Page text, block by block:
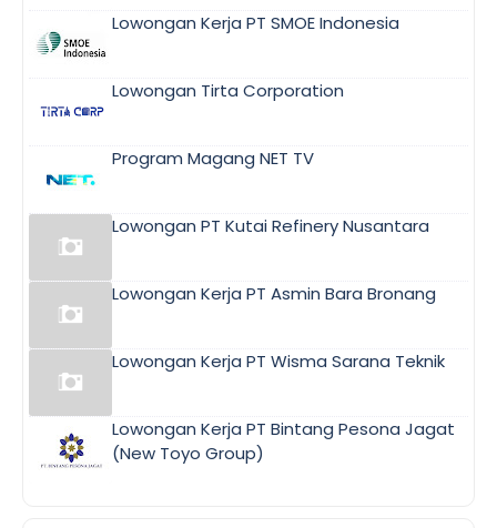
Lowongan Kerja PT SMOE Indonesia
Lowongan Tirta Corporation
Program Magang NET TV
Lowongan PT Kutai Refinery Nusantara
Lowongan Kerja PT Asmin Bara Bronang
Lowongan Kerja PT Wisma Sarana Teknik
Lowongan Kerja PT Bintang Pesona Jagat
(New Toyo Group)